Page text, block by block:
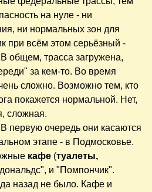
на нуле - ни
ни нормальных зон для
при всём этом серьёзный -
общем, трасса загружена,
за кем-то. Во время
сложно. Возможно тем, кто
покажется нормальной. Нет,
сложная.
первую очередь они касаются
этапе - в Подмосковье.
кафе (туалеты,
и "Помпончик".
назад не было. Кафе и